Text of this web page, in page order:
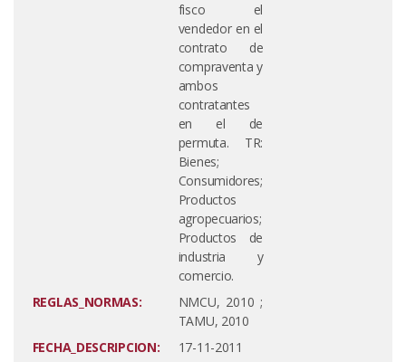
fisco el
vendedor en el
contrato de
compraventa y
ambos
contratantes
en el de
permuta. TR:
Bienes;
Consumidores;
Productos
agropecuarios;
Productos de
industria y
comercio.
REGLAS_NORMAS:
NMCU, 2010 ;
TAMU, 2010
FECHA_DESCRIPCION:
17-11-2011